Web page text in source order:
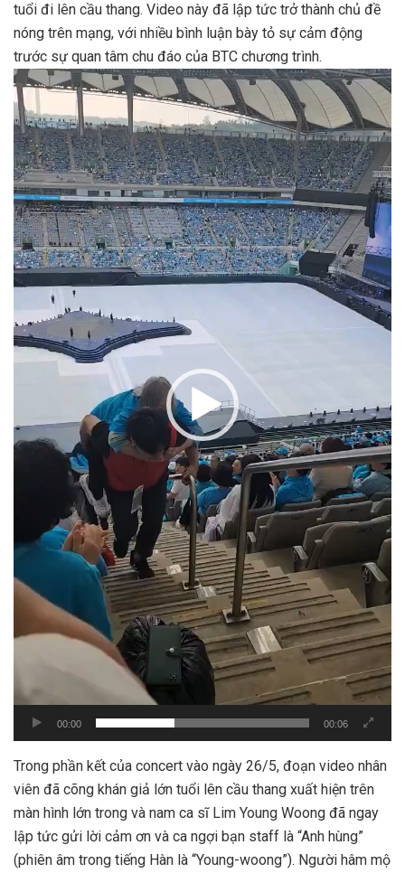
tuổi đi lên cầu thang. Video này đã lập tức trở thành chủ đề
nóng trên mạng, với nhiều bình luận bày tỏ sự cảm động
trước sự quan tâm chu đáo của BTC chương trình.
Trình
chơi
Video
00:00 00:06
Trong phần kết của concert vào ngày 26/5, đoạn video nhân
viên đã cõng khán giả lớn tuổi lên cầu thang xuất hiện trên
màn hình lớn trong và nam ca sĩ Lim Young Woong đã ngay
lập tức gửi lời cảm ơn và ca ngợi bạn staff là “Anh hùng”
(phiên âm trong tiếng Hàn là “Young-woong”). Người hâm mộ